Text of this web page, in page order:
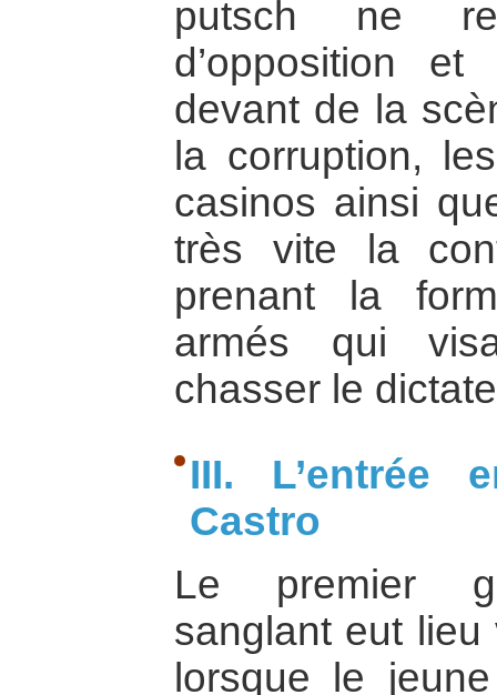
putsch ne
d’opposition
devant de la
la corruption,
casinos ainsi
très vite la
prenant la
armés qui
chasser le
III. L’entrée
Castro
Le premier
sanglant eut
lorsque le